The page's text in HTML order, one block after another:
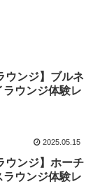
ウンジ】ブルネ
ウンジ体験レ
2025.05.15
ウンジ】ホーチ
ラウンジ体験レ